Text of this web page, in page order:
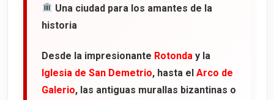
Una ciudad para los amantes de la
historia
Desde la impresionante Rotonda y la
Iglesia de San Demetrio, hasta el Arco de
Galerio, las antiguas murallas bizantinas o